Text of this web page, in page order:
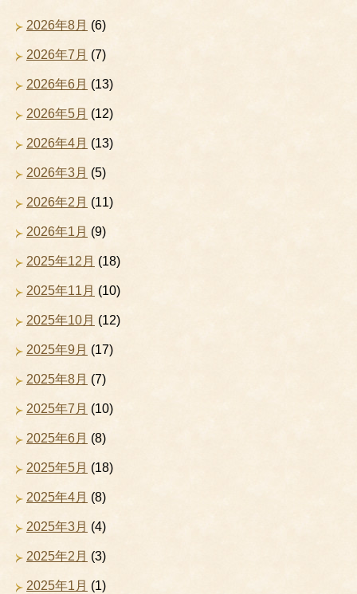
2026年8月 (6)
2026年7月 (7)
2026年6月 (13)
2026年5月 (12)
2026年4月 (13)
2026年3月 (5)
2026年2月 (11)
2026年1月 (9)
2025年12月 (18)
2025年11月 (10)
2025年10月 (12)
2025年9月 (17)
2025年8月 (7)
2025年7月 (10)
2025年6月 (8)
2025年5月 (18)
2025年4月 (8)
2025年3月 (4)
2025年2月 (3)
2025年1月 (1)